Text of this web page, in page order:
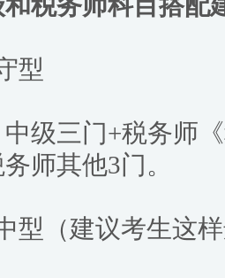
务师科目搭配
型
三门+税务师《
师其他3门。
（建议考生这样